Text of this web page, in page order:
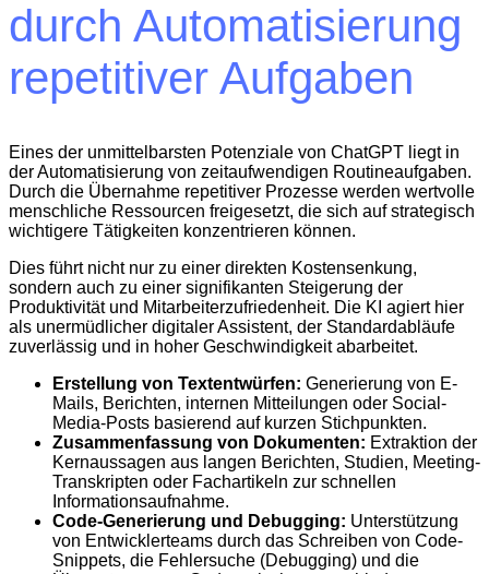
durch Automatisierung
repetitiver Aufgaben
Eines der unmittelbarsten Potenziale von ChatGPT liegt in
der Automatisierung von zeitaufwendigen Routineaufgaben.
Durch die Übernahme repetitiver Prozesse werden wertvolle
menschliche Ressourcen freigesetzt, die sich auf strategisch
wichtigere Tätigkeiten konzentrieren können.
Dies führt nicht nur zu einer direkten Kostensenkung,
sondern auch zu einer signifikanten Steigerung der
Produktivität und Mitarbeiterzufriedenheit. Die KI agiert hier
als unermüdlicher digitaler Assistent, der Standardabläufe
zuverlässig und in hoher Geschwindigkeit abarbeitet.
Erstellung von Textentwürfen: Generierung von E-
Mails, Berichten, internen Mitteilungen oder Social-
Media-Posts basierend auf kurzen Stichpunkten.
Zusammenfassung von Dokumenten: Extraktion der
Kernaussagen aus langen Berichten, Studien, Meeting-
Transkripten oder Fachartikeln zur schnellen
Informationsaufnahme.
Code-Generierung und Debugging: Unterstützung
von Entwicklerteams durch das Schreiben von Code-
Snippets, die Fehlersuche (Debugging) und die